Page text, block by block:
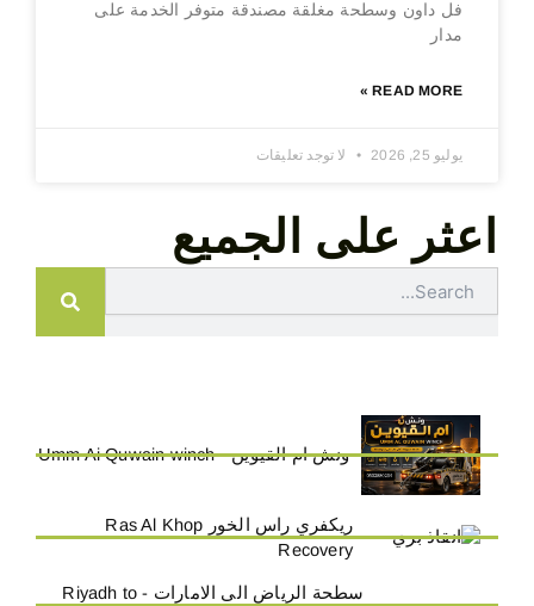
فل داون وسطحة مغلقة مصندقة متوفر الخدمة على
مدار
READ MORE »
يوليو 25, 2026 لا توجد تعليقات
اعثر على الجميع
ونش ام القيوين - Umm Ai Quwain winch
ريكفري راس الخور Ras Al Khop
Recovery
سطحة الرياض الى الامارات - Riyadh to